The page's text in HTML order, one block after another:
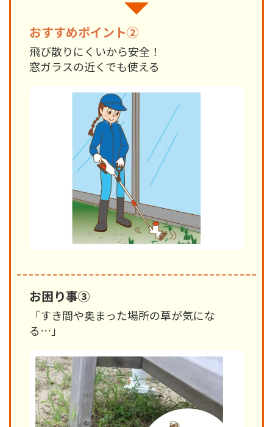
おすすめポイント②
飛び散りにくいから安全！
窓ガラスの近くでも使える
お困り事③
「すき間や奥まった場所の草が気にな
る…」